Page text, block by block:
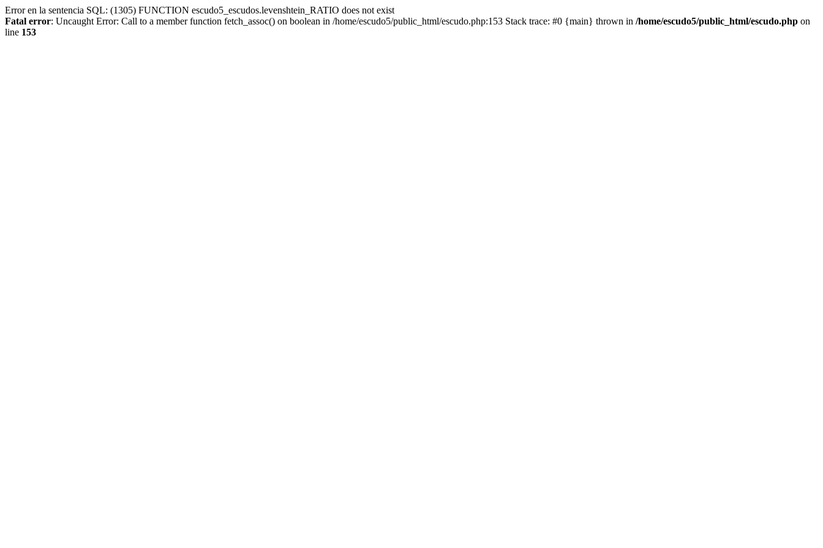
Error en la sentencia SQL: (1305) FUNCTION escudo5_escudos.levenshtein_RATIO does not exist
Fatal error: Uncaught Error: Call to a member function fetch_assoc() on boolean in /home/escudo5/public_html/escudo.php:153 Stack trace: #0 {main} thrown in /home/escudo5/public_html/escudo.php on
line 153